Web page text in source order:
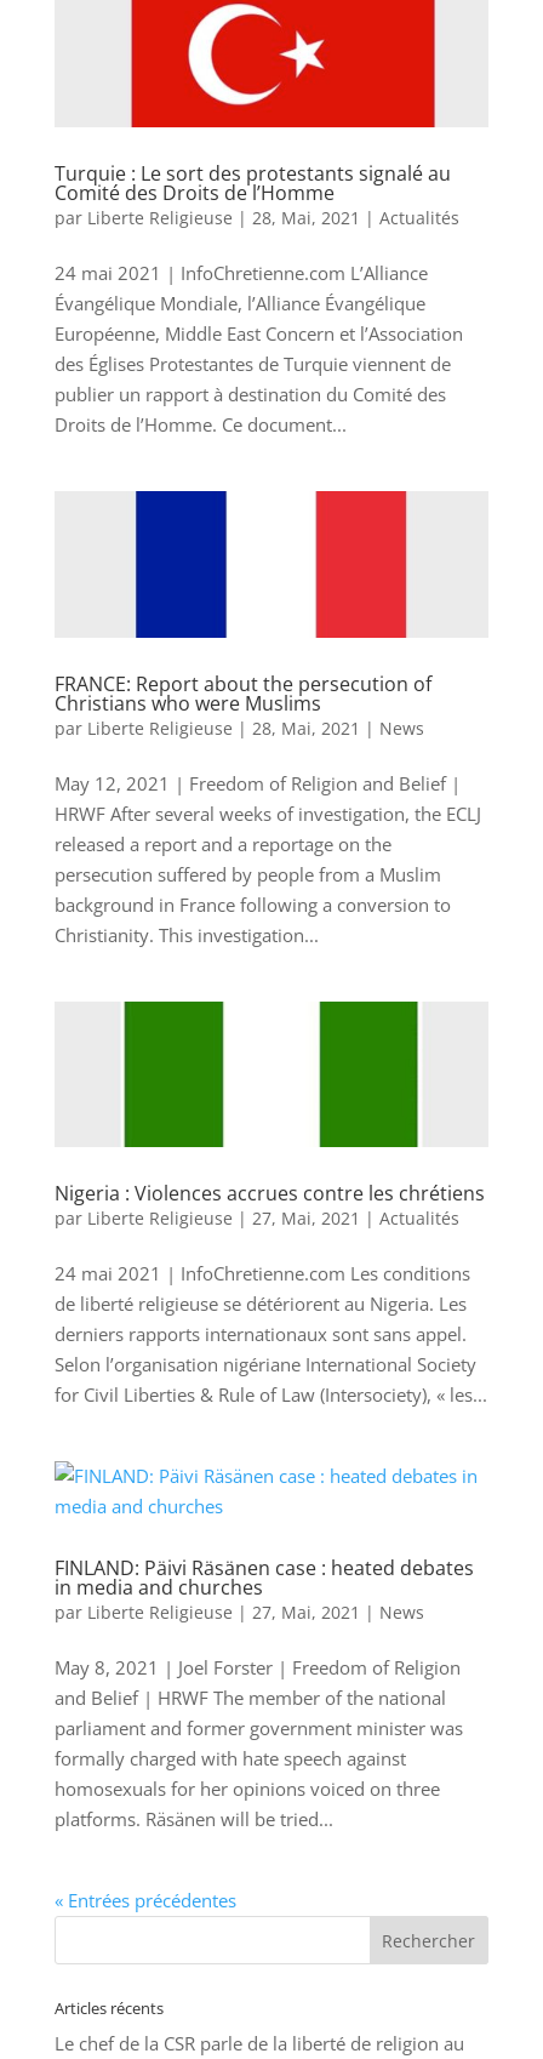
Turquie : Le sort des protestants signalé au
Comité des Droits de l’Homme
par Liberte Religieuse | 28, Mai, 2021 | Actualités
24 mai 2021 | InfoChretienne.com L’Alliance
Évangélique Mondiale, l’Alliance Évangélique
Européenne, Middle East Concern et l’Association
des Églises Protestantes de Turquie viennent de
publier un rapport à destination du Comité des
Droits de l’Homme. Ce document...
FRANCE: Report about the persecution of
Christians who were Muslims
par Liberte Religieuse | 28, Mai, 2021 | News
May 12, 2021 | Freedom of Religion and Belief |
HRWF After several weeks of investigation, the ECLJ
released a report and a reportage on the
persecution suffered by people from a Muslim
background in France following a conversion to
Christianity. This investigation...
Nigeria : Violences accrues contre les chrétiens
par Liberte Religieuse | 27, Mai, 2021 | Actualités
24 mai 2021 | InfoChretienne.com Les conditions
de liberté religieuse se détériorent au Nigeria. Les
derniers rapports internationaux sont sans appel.
Selon l’organisation nigériane International Society
for Civil Liberties & Rule of Law (Intersociety), « les...
FINLAND: Päivi Räsänen case : heated debates
in media and churches
par Liberte Religieuse | 27, Mai, 2021 | News
May 8, 2021 | Joel Forster | Freedom of Religion
and Belief | HRWF The member of the national
parliament and former government minister was
formally charged with hate speech against
homosexuals for her opinions voiced on three
platforms. Räsänen will be tried...
« Entrées précédentes
Articles récents
Le chef de la CSR parle de la liberté de religion au